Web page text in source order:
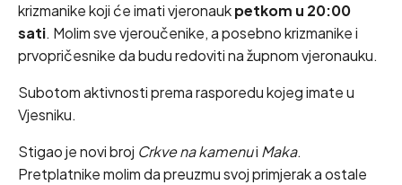
krizmanike koji će imati vjeronaukpetkom u 20:00
sati. Molim sve vjeroučenike, a posebno krizmanike i
prvopričesnike da budu redoviti na župnom vjeronauku.
Subotom aktivnosti prema rasporedu kojeg imate u
Vjesniku.
Stigao je novi broj Crkve na kamenui Maka.
Pretplatnike molim da preuzmu svoj primjerak a ostale